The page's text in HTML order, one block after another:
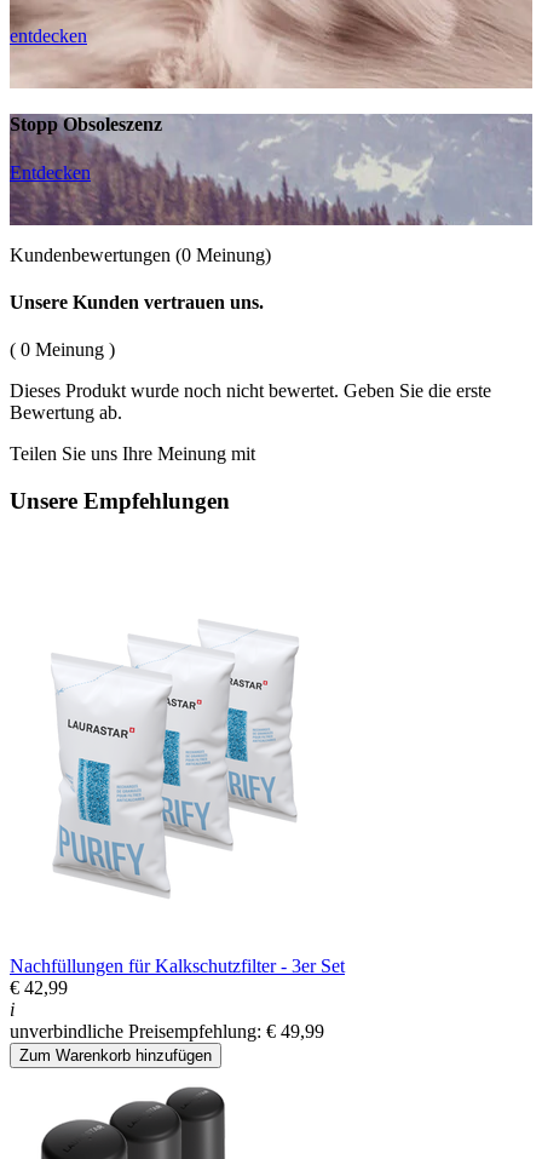
entdecken
Stopp Obsoleszenz
Entdecken
Kundenbewertungen (0 Meinung)
Unsere Kunden vertrauen uns.
( 0 Meinung )
Dieses Produkt wurde noch nicht bewertet. Geben Sie die erste
Bewertung ab.
Teilen Sie uns Ihre Meinung mit
Unsere Empfehlungen
Nachfüllungen für Kalkschutzfilter - 3er Set
€ 42,99
i
unverbindliche Preisempfehlung: € 49,99
Zum Warenkorb hinzufügen